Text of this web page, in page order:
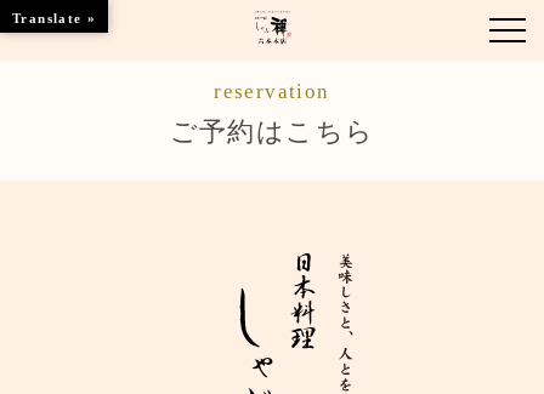
店舗情報
ご優待
reservation
ご予約はこちら
Translate »